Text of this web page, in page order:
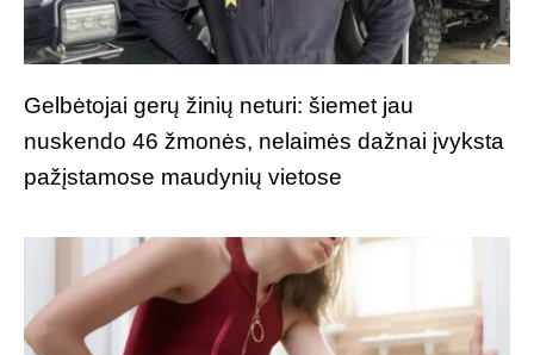
Gelbėtojai gerų žinių neturi: šiemet jau
nuskendo 46 žmonės, nelaimės dažnai įvyksta
pažįstamose maudynių vietose